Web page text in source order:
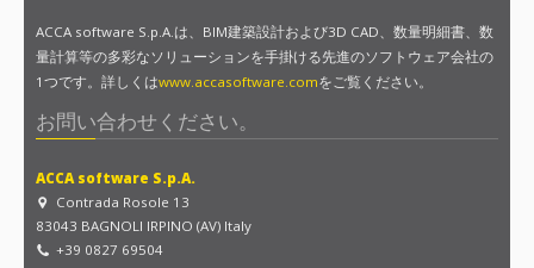
ACCA software S.p.A.は、BIM建築設計および3D CAD、数量明細書、数
量計算等の多彩なソリューションを手掛ける先進のソフトウェア会社の
1つです。詳しくはwww.accasoftware.comをご覧ください。
お問い合わせください。
ACCA software S.p.A.
Contrada Rosole 13
83043 BAGNOLI IRPINO (AV) Italy
+39 0827 69504